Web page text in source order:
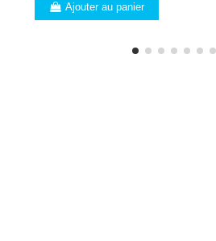
Ajouter au panier